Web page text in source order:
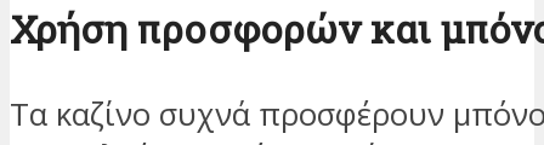
Χρήση προσφορών και
Τα καζίνο συχνά προσφέρουν